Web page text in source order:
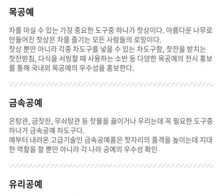
목공예
차를 마실 수 있는 가장 중요한 도구중 하나가 찻상이다. 아름다운 나무로
만들어진 찻상은 차를 즐기는 모든 사람들의 로망이다.
찻상 뿐만 아니라 각종 차도구를 넣을 수 있는 차도구함, 찻잔을 받치는
찻잔받침, 다식을 서빙할 때 사용하는 소반 등 다양한 목공예의 전시 홍보
를 통해 국내외 목공예의 우수성을 홍보한다.
금속공예
은탕관, 금찻잔, 무쇠탕관 등 찻물을 끓이거나 우리는데 꼭 필요한 도구중
하나가 금속공예 차도구다.
예부터 내려온 고급기술인 금속공예품은 찻자리의 품격을 높이는데 지대
한 역할을 할 뿐만 아니라 각 나라 공예의 우수성 확인
유리공예